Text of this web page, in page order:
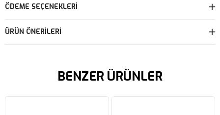
ÖDEME SEÇENEKLERI
ÜRÜN ÖNERILERI
BENZER ÜRÜNLER